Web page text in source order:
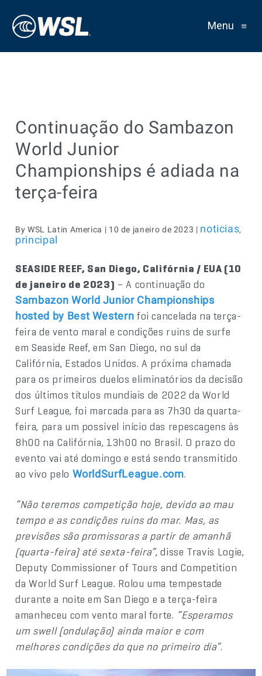
Menu ≡
Continuação do Sambazon
World Junior
Championships é adiada na
terça-feira
By WSL Latin America | 10 de janeiro de 2023 | noticias,
principal
SEASIDE REEF, San Diego, Califórnia / EUA (10
de janeiro de 2023) – A continuação do
Sambazon World Junior Championships
hosted by Best Western foi cancelada na terça-
feira de vento maral e condições ruins de surfe
em Seaside Reef, em San Diego, no sul da
Califórnia, Estados Unidos. A próxima chamada
para os primeiros duelos eliminatórios da decisão
dos últimos títulos mundiais de 2022 da World
Surf League, foi marcada para as 7h30 da quarta-
feira, para um possível início das repescagens às
8h00 na Califórnia, 13h00 no Brasil. O prazo do
evento vai até domingo e está sendo transmitido
ao vivo pelo WorldSurfLeague.com.
“Não teremos competição hoje, devido ao mau
tempo e as condições ruins do mar. Mas, as
previsões são promissoras a partir de amanhã
(quarta-feira) até sexta-feira”, disse Travis Logie,
Deputy Commissioner of Tours and Competition
da World Surf League. Rolou uma tempestade
durante a noite em San Diego e a terça-feira
amanheceu com vento maral forte. “Esperamos
um swell (ondulação) ainda maior e com
melhores condições do que no primeiro dia”.